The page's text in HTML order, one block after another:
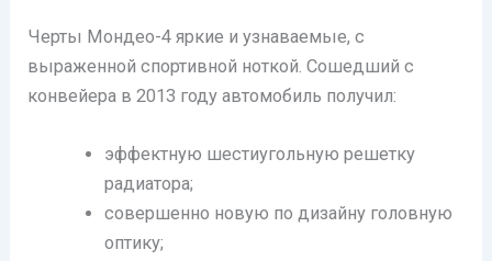
Черты Мондео-4 яркие и узнаваемые, с
выраженной спортивной ноткой. Сошедший с
конвейера в 2013 году автомобиль получил:
эффектную шестиугольную решетку
радиатора;
совершенно новую по дизайну головную
оптику;